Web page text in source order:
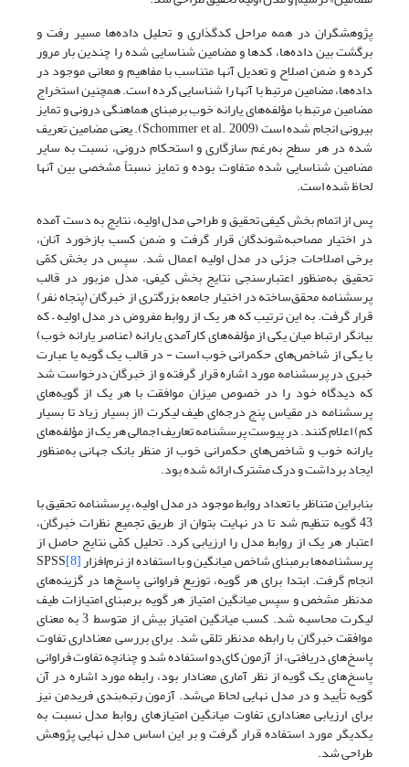
پژوهشگران در همه مراحل کدگذاری و تحلیل داده‌ها مسیر رفت و
برگشت بین داده‌ها، کدها و مضامین شناسایی شده را چندین بار مرور
کرده و ضمن اصلاح و تعدیل آنها متناسب با مفاهیم و معانی موجود در
داده‌ها، مضامین مرتبط با آنها را شناسایی کرده است. همچنین استخراج
مضامین مرتبط با مؤلفه‌های یارانه خوب برمبنای هماهنگی درونی و تمایز
بیرونی انجام شده است (Schommer et al., 2009). یعنی مضامین تعریف
شده در هر سطح به‌رغم سازگاری و استحکام درونی، نسبت به سایر
مضامین شناسایی شده متفاوت بوده و تمایز نسبتاً مشخصی بین آنها
لحاظ شده است.
پس از اتمام بخش کیفی تحقیق و طراحی مدل اولیه، نتایج به دست آمده
در اختیار مصاحبه‌شوندگان قرار گرفت و ضمن کسب بازخورد آنان،
برخی اصلاحات جزئی در مدل اولیه اعمال شد. سپس در بخش کمّی
تحقیق به‌منظور اعتبارسنجی نتایج بخش کیفی، مدل مزبور در قالب
پرسشنامه محقق‌ساخته در اختیار جامعه بزرگتری از خبرگان (پنجاه نفر)
قرار گرفت. به این ترتیب که هر یک از روابط مفروض در مدل اولیه – که
بیانگر ارتباط میان یکی از مؤلفه‌های کارآمدی یارانه (عناصر یارانه خوب)
با یکی از شاخص‌های حکمرانی خوب است - در قالب یک گویه یا عبارت
خبری در پرسشنامه مورد اشاره قرار گرفته و از خبرگان درخواست شد
که دیدگاه خود را در خصوص میزان موافقت با هر یک از گویه‌های
پرسشنامه در مقیاس پنج درجه‌ای طیف لیکرت (از بسیار زیاد تا بسیار
کم) اعلام کنند. در پیوست پرسشنامه تعاریف اجمالی هر یک از مؤلفه‌های
یارانه خوب و شاخص‌های حکمرانی خوب از منظر بانک جهانی به‌‌منظور
ایجاد برداشت و درک مشترک ارائه شده بود.
بنابراین متناظر با تعداد روابط موجود در مدل اولیه، پرسشنامه تحقیق با
43 گویه تنظیم شد تا در نهایت بتوان از طریق تجمیع نظرات خبرگان،
اعتبار هر یک از روابط مدل را ارزیابی کرد. تحلیل کمّی نتایج حاصل از
پرسشنامه‌ها بر‌مبنای شاخص میانگین و با استفاده از نرم‌افزار SPSS[8]
انجام گرفت. ‌ابتدا برای هر گویه، توزیع فراوانی پاسخ‌ها در گزینه‌های
مدنظر مشخص و سپس میانگین امتیاز هر گویه بر‌مبنای امتیازات طیف
لیکرت محاسبه شد. کسب میانگین امتیاز بیش از متوسط 3 به معنای
موافقت خبرگان با رابطه مدنظر تلقی شد. برای بررسی معناداری تفاوت
پاسخ‌های دریافتی، از آزمون کای‌دو استفاده شد و چنانچه تفاوت فراوانی
پاسخ‌های یک گویه از نظر آماری معنادار بود، رابطه مورد اشاره در آن
گویه تأیید‌‌ و در مدل نهایی لحاظ می‌شد. ‌‌آزمون رتبه‌بندی فریدمن نیز
برای ارزیابی معناداری تفاوت میانگین امتیازهای روابط مدل نسبت به
یکدیگر مورد استفاده قرار گرفت و بر این اساس مدل نهایی پژوهش
طراحی شد.